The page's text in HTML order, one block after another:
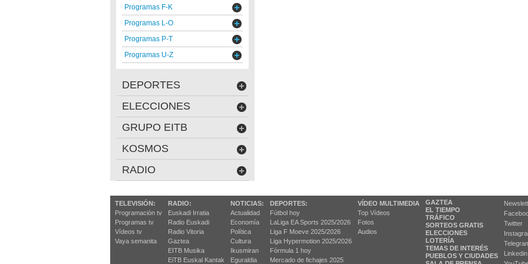
Programas F-K
Programas L-O
Programas P-T
Programas U-Z
DEPORTES
ELECCIONES
GRUPO EITB
KOSMOS
RADIO
TELEVISIÓN:
Programación tv
Programas tv
Vídeos tv
Vaya semanita
RADIO:
Euskadi Irratia
Radio Euskadi
Radio Vitoria
Gaztea
EITB Musika
EiTB Euskal Kantak
NOTICIAS:
Actualidad
Economía
Política
Cultura
Ikusmiran
Eguraldia
DEPORTES:
Fútbol hoy
LaLiga EA Sports 2025/2026
Liga F Moeve 2025/2026
Liga Hypermotion 2025/2026
Fórmula 1 hoy
Mercado de fichajes 2025
VÍDEO MULTIMEDIA
Top Vídeos
Fotos
Audios
GAZTEA
EL TIEMPO
TRÁFICO
SORTEOS GRATIS
ELECCIONES
LOTERÍA
TEMAS DE INTERÉS
PUEBLOS Y CIUDADES
Twitter
Linkedin